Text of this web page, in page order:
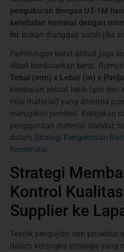
pengukuran dengan UT-1M
ketebalan nominal dengan
ini, bukan dianggap salah jika
Perhitungan berat aktual juga
dibeli berdasarkan berat.
Tebal (mm) x Lebar (m) x
ketebalan aktual lebih tipis dari
nilai material) yang diterima
merugikan pembeli. Kebijakan
penggunaan material standar,
dalam Strategi Pengelolaan
Konstruksi.
Strategi
Kontrol
Supplier ke
Teknik pengujian dan prosedur
dalam kerangka strategis yang